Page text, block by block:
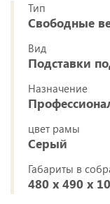
Тип
Свободные
Вид
Подставки
Назначение
цвет рамы
Серый
Габариты в
480 x 490 x